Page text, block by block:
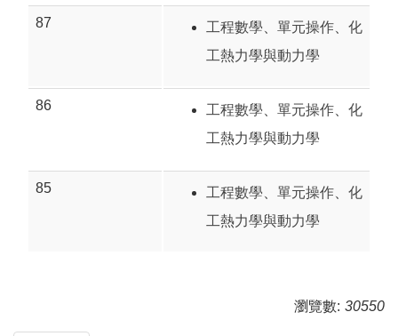
87 工程數學 單元操作
化
工熱力學與動力學
86 工程數學 單元操作
化
工熱力學與動力學
85 工程數學 單元操作
化
工熱力學與動力學
瀏覽數: 30550